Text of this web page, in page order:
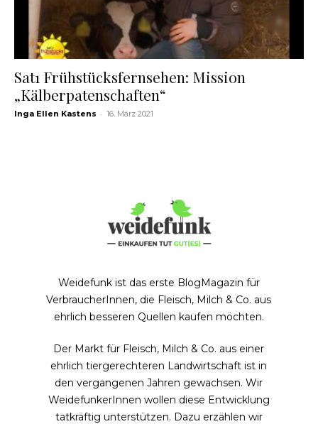
Sat1 Frühstücksfernsehen: Mission
„Kälberpatenschaften“
Inga Ellen Kastens - 16. März 2021
Weidefunk ist das erste BlogMagazin für
VerbraucherInnen, die Fleisch, Milch & Co. aus
ehrlich besseren Quellen kaufen möchten.
Der Markt für Fleisch, Milch & Co. aus einer
ehrlich tiergerechteren Landwirtschaft ist in
den vergangenen Jahren gewachsen. Wir
WeidefunkerInnen wollen diese Entwicklung
tatkräftig unterstützen. Dazu erzählen wir